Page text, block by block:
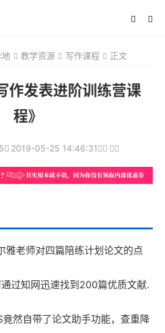
教学资源 写作课程 正文
作发表进阶训练营课
程》
2019-05-25 14:46:31
雅老师对四篇陪练计划论文的点
通过知网迅速找到200篇优质文献.
竟然自带了论文助手功能，查重降